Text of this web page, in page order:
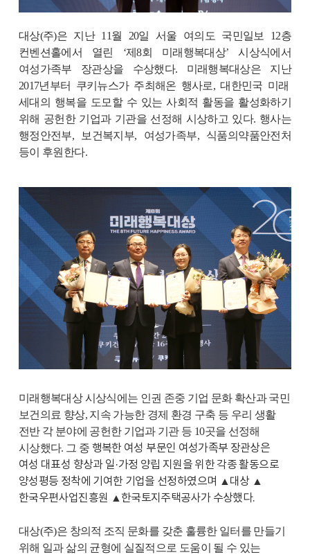
대상(주)은 지난11월 20일 서울 여의도 국민일보 12층
컨벤션홀에서 열린 ‘제8회 미래행복대상’ 시상식에서
여성가족부 장관상을 수상했다. 미래행복대상은 지난
2017년부터 쿠키뉴스가 주최해온 행사로,대한민국 미래
세대의 행복을 도모할 수 있는 사회적 활동을 활성화하기
위해 공헌한 기업과 기관을 선정해 시상하고 있다. 행사는
행정안전부, 보건복지부, 여성가족부, 식품의약품안전처
등이 후원한다.
미래행복대상 시상식에는 인권 존중 기업 문화 확산과 국민
보건의료 향상, 지속 가능한 경제 환경 구축 등 우리 생활
전반 각 분야에 공헌한 기업과 기관 등 10곳을 선정해
시상했다. 그 중 행복한 여성 부문인 여성가족부 장관상은
여성 대표성 향상과 일·가정 양립 지원을 위한 각종 활동으로
양성평등 정착에 기여한 기업을 선정하였으며 ▲대상 ▲
한국우편사업진흥원 ▲한국토지주택공사가 수상했다.
대상(주)은 창의적 조직 문화를 갖춘 훌륭한 일터를 만들기
위해 일과 삶의 균형에 실질적으로 도움이 될 수 있는